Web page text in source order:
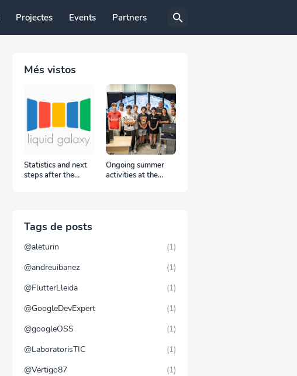
Projectes Events Partners
Més vistos
Statistics and next
steps after the
Ongoing summer
activities at the
Tags de posts
@aleturin
(1)
@andreuibanez
(1)
@FlutterLleida
(1)
@GoogleDevExpert
(1)
@googleOSS
(1)
@LaboratorisTIC
(1)
@Vertigo87
(1)